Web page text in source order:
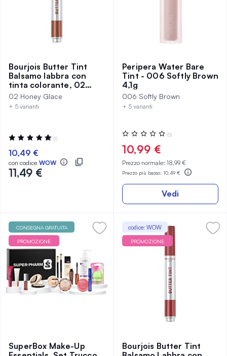
Bourjois Butter Tint
Balsamo labbra con
tinta colorante, 02
Honey Glace
02 Honey Glace
+ 5 varianti
Valutazione:
100%
(1)
10,49 €
con codice WOW
11,49 €
Peripera Water Bare
Tint - 006 Softly Brown
4,1g
006 Softly Brown
+ 5 varianti
Valutazione:
0%
(5)
10,99 €
Prezzo normale: 18,99 €
Prezzo più basso: 10,49 €
Vedi
CONSEGNA GRATUITA
PROMOZIONE
SuperBox Make-Up
codice: WOW
PROMOZIONE
Bourjois Butter Tint